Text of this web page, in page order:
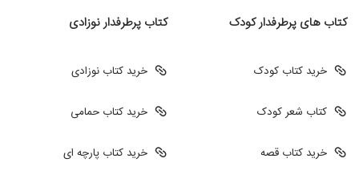
کتاب های پرطرفدار کودک
خرید کتاب کودک
کتاب شعر کودک
خرید کتاب قصه
کتاب پرطرفدار نوزادی
خرید کتاب نوزادی
خرید کتاب حمامی
خرید کتاب پارچه ای